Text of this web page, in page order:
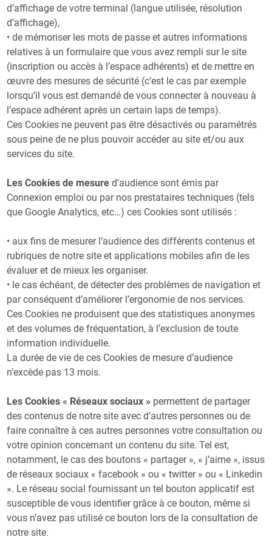
d’affichage de votre terminal (langue utilisée, résolution
d’affichage),
• de mémoriser les mots de passe et autres informations
relatives à un formulaire que vous avez rempli sur le site
(inscription ou accès à l’espace adhérents) et de mettre en
œuvre des mesures de sécurité (c’est le cas par exemple
lorsqu’il vous est demandé de vous connecter à nouveau à
l’espace adhérent après un certain laps de temps).
Ces Cookies ne peuvent pas être désactivés ou paramétrés
sous peine de ne plus pouvoir accéder au site et/ou aux
services du site.
Les Cookies de mesure d’audience sont émis par
Connexion emploi ou par nos prestataires techniques (tels
que Google Analytics, etc…) ces Cookies sont utilisés :
• aux fins de mesurer l’audience des différents contenus et
rubriques de notre site et applications mobiles afin de les
évaluer et de mieux les organiser.
• le cas échéant, de détecter des problèmes de navigation et
par conséquent d’améliorer l’ergonomie de nos services.
Ces Cookies ne produisent que des statistiques anonymes
et des volumes de fréquentation, à l’exclusion de toute
information individuelle.
La durée de vie de ces Cookies de mesure d’audience
n’excède pas 13 mois.
Les Cookies « Réseaux sociaux » permettent de partager
des contenus de notre site avec d’autres personnes ou de
faire connaître à ces autres personnes votre consultation ou
votre opinion concernant un contenu du site. Tel est,
notamment, le cas des boutons « partager », « j’aime », issus
de réseaux sociaux « facebook » ou « twitter » ou « Linkedin
». Le réseau social fournissant un tel bouton applicatif est
susceptible de vous identifier grâce à ce bouton, même si
vous n’avez pas utilisé ce bouton lors de la consultation de
notre site.